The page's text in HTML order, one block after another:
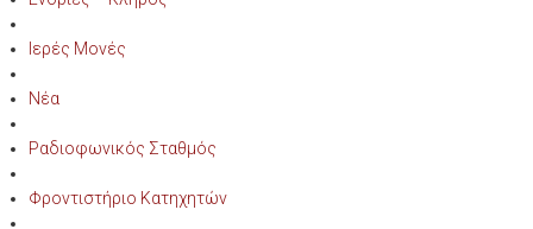
Ιερές Μονές
Νέα
Ραδιοφωνικός Σταθμός
Φροντιστήριο Κατηχητών